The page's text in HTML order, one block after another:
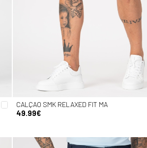
CALÇAO SMK RELAXED FIT MA
49.99€